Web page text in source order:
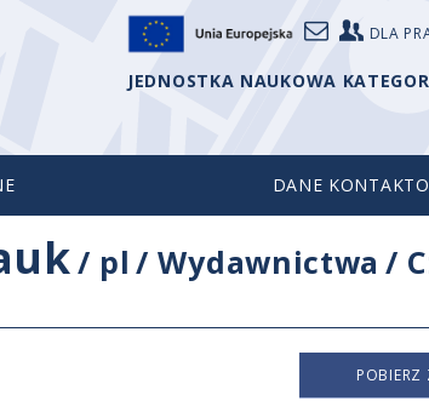
DLA
JEDNOSTKA NAUKOWA
DANE
/ pl /Wydawnictwa /
POBIERZ